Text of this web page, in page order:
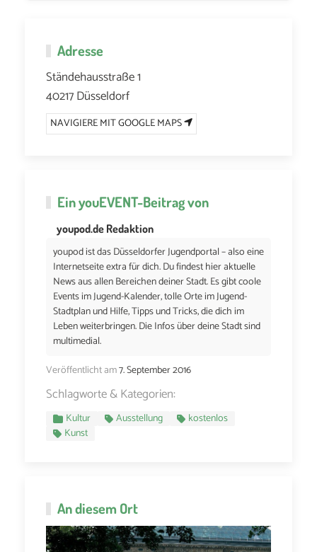
Adresse
Ständehausstraße 1
40217 Düsseldorf
NAVIGIERE MIT GOOGLE MAPS
EinyouEVENT-Beitrag von
youpod.de Redaktion
youpod ist das Düsseldorfer Jugendportal – also eine
Internetseite extra für dich. Du findest hier aktuelle
News aus allen Bereichen deiner Stadt. Es gibt coole
Events im Jugend-Kalender, tolle Orte im Jugend-
Stadtplan und Hilfe, Tipps und Tricks, die dich im
Leben weiterbringen. Die Infos über deine Stadt sind
multimedial.
Veröffentlicht am7. September 2016
Schlagworte & Kategorien:
Kultur Ausstellung
kostenlos
Kunst
An diesem Ort